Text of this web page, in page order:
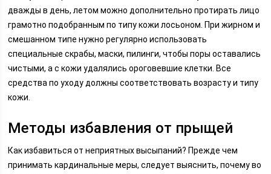
дважды в день, летом можно дополнительно протирать лицо
грамотно подобранным по типу кожи лосьоном. При жирном и
смешанном типе нужно регулярно использовать
специальные скрабы, маски, пилинги, чтобы поры оставались
чистыми, а с кожи удалялись ороговевшие клетки. Все
средства по уходу должны соответствовать возрасту и типу
кожи.
Методы избавления от прыщей
Как избавиться от неприятных высыпаний? Прежде чем
принимать кардинальные меры, следует выяснить, почему во